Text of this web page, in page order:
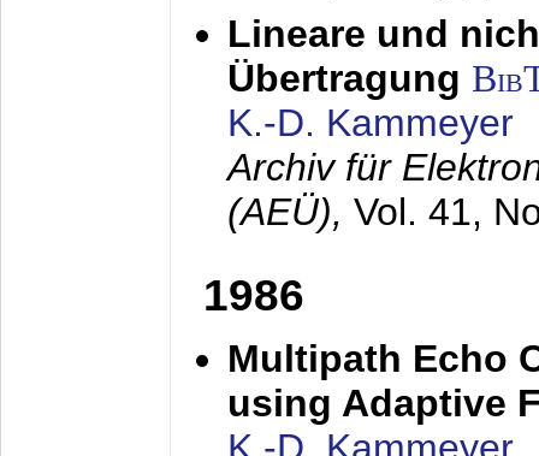
Lineare und
Übertragung
K.-D. Kammeyer
Archiv für
(AEÜ), Vol. 41,
1986
Multipath Echo
using Adaptive